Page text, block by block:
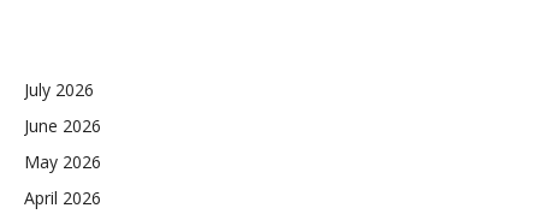
July 2026
June 2026
May 2026
April 2026